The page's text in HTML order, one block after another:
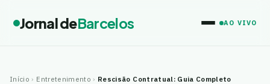
Jornal deBarcelos AO VIVO
Início › Entretenimento › Rescisão Contratual: Guia Completo